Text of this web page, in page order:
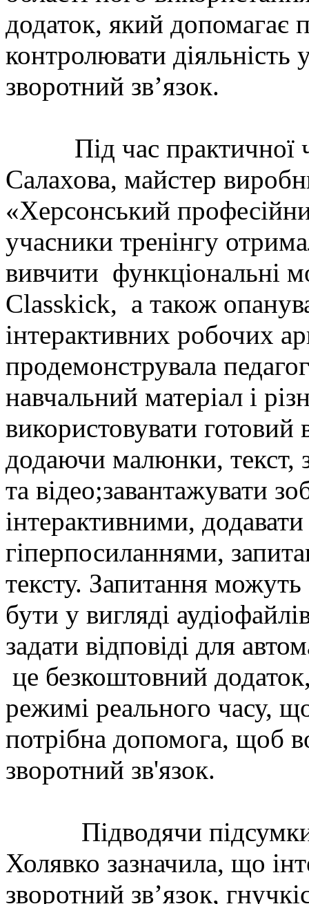
додаток, який допомагає
контролювати діяльність
зворотний зв’язок.
Під час практичної
Салахова, майстер
«Херсонський
учасники тренінгу
вивчити функціональні
Classkick, а також
інтерактивних робочих
продемонструвала
навчальний матеріал і
використовувати
додаючи малюнки, текст,
та відео;завантажувати
інтерактивними,
гіперпосиланнями,
тексту. Запитання
бути у вигляді
задати відповіді для
це безкоштовний
режимі реального часу,
потрібна допомога, щоб
зворотний зв'язок.
Підводячи підсумки
Холявко зазначила, що
зворотний зв’язок,